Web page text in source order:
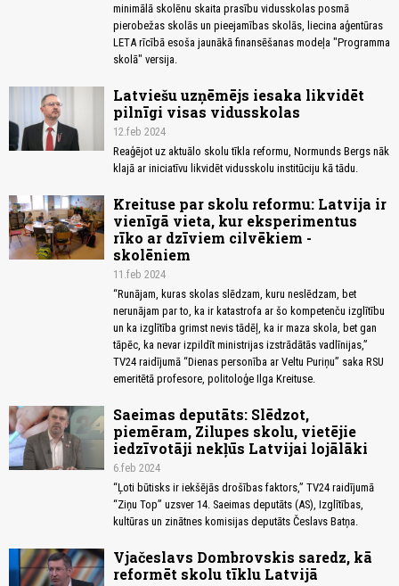
minimālā skolēnu skaita prasību vidusskolas posmā
pierobežas skolās un pieejamības skolās, liecina aģentūras
LETA rīcībā esoša jaunākā finansēšanas modeļa "Programma
skolā" versija.
Latviešu uzņēmējs iesaka likvidēt
pilnīgi visas vidusskolas
12.feb 2024
Reaģējot uz aktuālo skolu tīkla reformu, Normunds Bergs nāk
klajā ar iniciatīvu likvidēt vidusskolu institūciju kā tādu.
Kreituse par skolu reformu: Latvija ir
vienīgā vieta, kur eksperimentus
rīko ar dzīviem cilvēkiem -
skolēniem
11.feb 2024
“Runājam, kuras skolas slēdzam, kuru neslēdzam, bet
nerunājam par to, ka ir katastrofa ar šo kompetenču izglītību
un ka izglītība grimst nevis tādēļ, ka ir maza skola, bet gan
tāpēc, ka nevar izpildīt ministrijas izstrādātās vadlīnijas,”
TV24 raidījumā “Dienas personība ar Veltu Puriņu” saka RSU
emeritētā profesore, politoloģe Ilga Kreituse.
Saeimas deputāts: Slēdzot,
piemēram, Zilupes skolu, vietējie
iedzīvotāji nekļūs Latvijai lojālāki
6.feb 2024
“Ļoti būtisks ir iekšējās drošības faktors,” TV24 raidījumā
“Ziņu Top” uzsver 14. Saeimas deputāts (AS), Izglītības,
kultūras un zinātnes komisijas deputāts Česlavs Batņa.
Vjačeslavs Dombrovskis saredz, kā
reformēt skolu tīklu Latvijā